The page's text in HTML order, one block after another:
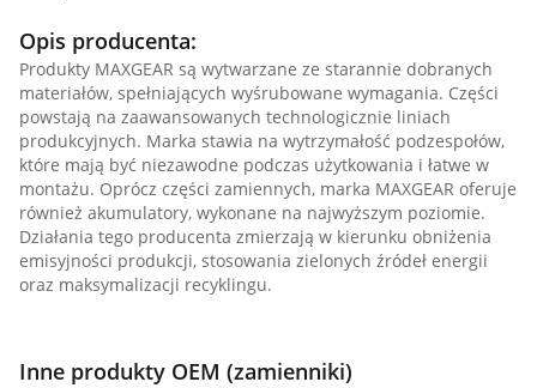
Opis producenta:
Produkty MAXGEAR są wytwarzane ze starannie dobranych
materiałów, spełniających wyśrubowane wymagania. Części
powstają na zaawansowanych technologicznie liniach
produkcyjnych. Marka stawia na wytrzymałość podzespołów,
które mają być niezawodne podczas użytkowania i łatwe w
montażu. Oprócz części zamiennych, marka MAXGEAR oferuje
również akumulatory, wykonane na najwyższym poziomie.
Działania tego producenta zmierzają w kierunku obniżenia
emisyjności produkcji, stosowania zielonych źródeł energii
oraz maksymalizacji recyklingu.
Inne produkty OEM (zamienniki)